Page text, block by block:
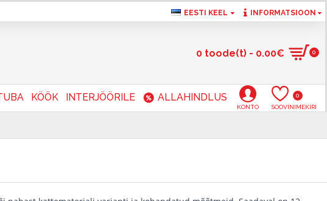
EESTI KEEL INFORMATSIOON
0 toode(t) - 0.00€ 0
KÖÖK INTERJÖÖRILE ALLAHINDLUS
KONTO SOOVINIMEKIRI
0